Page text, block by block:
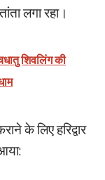
लगा रहा।
शिवलिंग की
के लिए हरिद्वार